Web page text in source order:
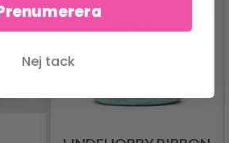
Nej tack